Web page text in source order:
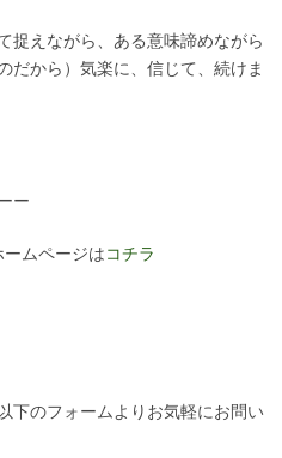
捉えながら、ある意味諦めながら
だから）気楽に、信じて、続けま
ー
ムページはコチラ
下のフォームよりお気軽にお問い